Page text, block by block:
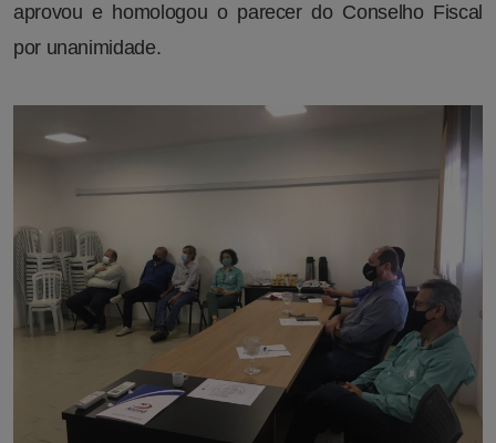
aprovou e homologou o parecer do Conselho Fiscal
por unanimidade.